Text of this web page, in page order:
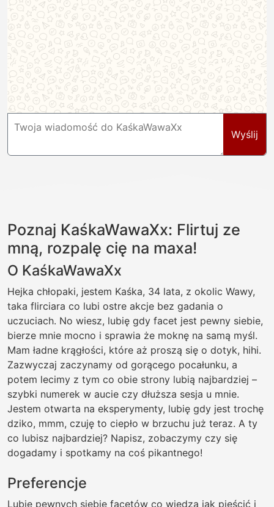
Wyślij
Poznaj KaśkaWawaXx: Flirtuj ze
mną, rozpalę cię na maxa!
O KaśkaWawaXx
Hejka chłopaki, jestem Kaśka, 34 lata, z okolic Wawy,
taka flirciara co lubi ostre akcje bez gadania o
uczuciach. No wiesz, lubię gdy facet jest pewny siebie,
bierze mnie mocno i sprawia że moknę na samą myśl.
Mam ładne krągłości, które aż proszą się o dotyk, hihi.
Zazwyczaj zaczynamy od gorącego pocałunku, a
potem lecimy z tym co obie strony lubią najbardziej –
szybki numerek w aucie czy dłuższa sesja u mnie.
Jestem otwarta na eksperymenty, lubię gdy jest trochę
dziko, mmm, czuję to ciepło w brzuchu już teraz. A ty
co lubisz najbardziej? Napisz, zobaczymy czy się
dogadamy i spotkamy na coś pikantnego!
Preferencje
Lubię pewnych siebie facetów co wiedzą jak pieścić i